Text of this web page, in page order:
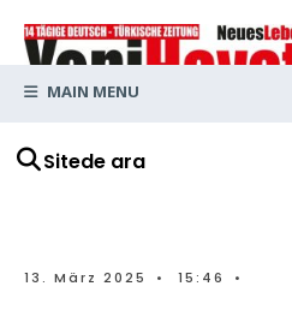
Sitede ara
MAIN MENU
13. März 2025 • 15:46 •